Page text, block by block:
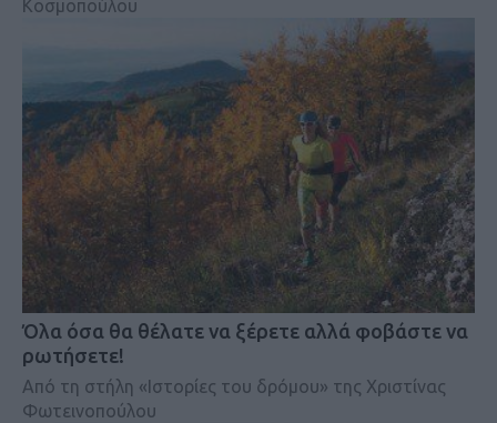
Κοσμοπούλου
Όλα όσα θα θέλατε να ξέρετε αλλά φοβάστε να
ρωτήσετε!
Από τη στήλη «Ιστορίες του δρόμου» της Χριστίνας
Φωτεινοπούλου